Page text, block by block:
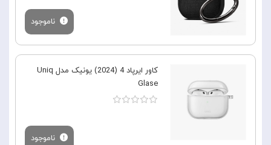
ناموجود
کاور ایرپاد 4 (2024) یونیک مدل Uniq
Glase
ناموجود